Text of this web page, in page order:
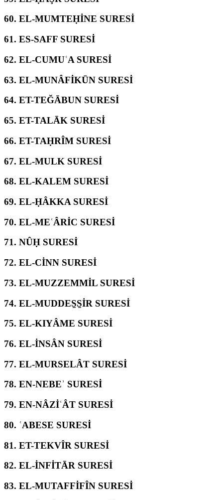
60. EL-MUMTEḤİNE SURESİ
61. ES-SAFF SURESİ
62. EL-CUMUʿA SURESİ
63. EL-MUNÂFİKŪN SURESİ
64. ET-TEĞĀBUN SURESİ
65. ET-TALĀK SURESİ
66. ET-TAḤRÎM SURESİ
67. EL-MULK SURESİ
68. EL-KALEM SURESİ
69. EL-ḤÂKKA SURESİ
70. EL-MEʿÂRİC SURESİ
71. NÛḤ SURESİ
72. EL-CİNN SURESİ
73. EL-MUZZEMMİL SURESİ
74. EL-MUDDES̱S̱İR SURESİ
75. EL-KIYÂME SURESİ
76. EL-İNSÂN SURESİ
77. EL-MURSELÂT SURESİ
78. EN-NEBEʾ SURESİ
79. EN-NÂZİʿÂT SURESİ
80. ʿABESE SURESİ
81. ET-TEKVÎR SURESİ
82. EL-İNFİTĀR SURESİ
83. EL-MUTAFFİFÎN SURESİ